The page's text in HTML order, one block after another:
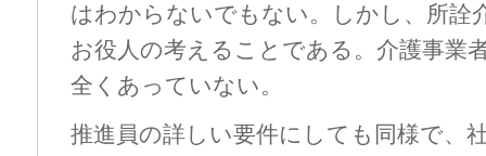
はわからないでもない。しかし、所詮
お役人の考えることである。介護事業
全くあっていない。
推進員の詳しい要件にしても同様で、